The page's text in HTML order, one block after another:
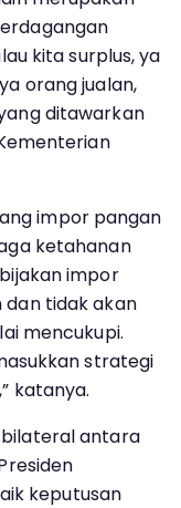
kita surplus, ya
orang jualan,
ditawarkan
impor pangan
ketahanan
impor
dan tidak akan
mencukupi.
strategi
katanya.
antara
keputusan